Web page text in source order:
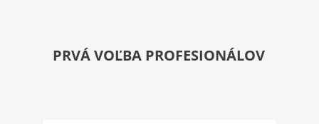
PRVÁ VOĽBA PROFESIONÁLOV